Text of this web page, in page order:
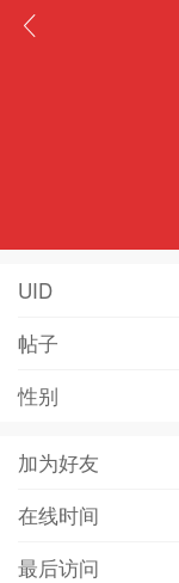
UID
帖子
性别
加为好友
在线时间
最后访问